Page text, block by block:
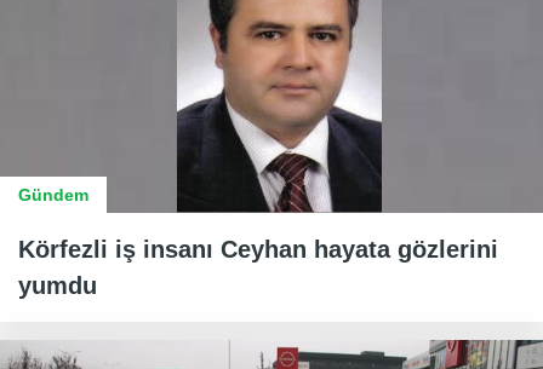
Gündem
Körfezli iş insanı Ceyhan hayata gözlerini
yumdu